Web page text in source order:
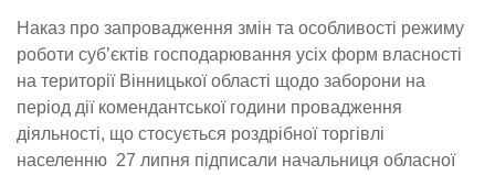
Наказ про запровадження змін та особливості режиму
роботи суб’єктів господарювання усіх форм власності
на території Вінницької області щодо заборони на
період дії комендантської години провадження
діяльності, що стосується роздрібної торгівлі
населенню 27 липня підписали начальниця обласної